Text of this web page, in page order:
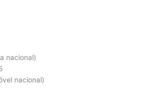
nacional)
nacional)